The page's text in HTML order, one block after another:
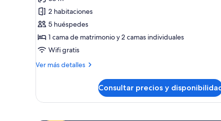
2)
Apartamento,
2
habitaciones,
vistas
la
5)
2 habitaciones
5 huéspedes
1 cama de matrimonio y 2 camas individuales
Wifi gratis
Ver más detalles
Más
2
Consultar precios y